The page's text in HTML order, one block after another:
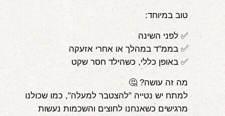
טוב במיוחד:
✅ לפני השינה
✅ בממ"ד במהלך או אחרי אזעקה
✅ באופן כללי, כשהילד חסר שקט
מה זה עושה? 🤔
למתח יש נטייה "להצטבר למעלה", כמו שכולנו
מרגישים כשאנחנו לחוצים והשכמות נעשות